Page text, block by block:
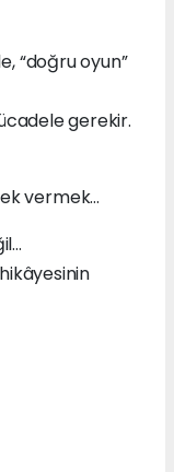
“doğru oyun”
gerekir.
vermek…